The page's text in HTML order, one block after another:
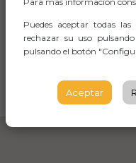
Puedes aceptar todas
rechazar su uso
pulsando el botón
Aceptar